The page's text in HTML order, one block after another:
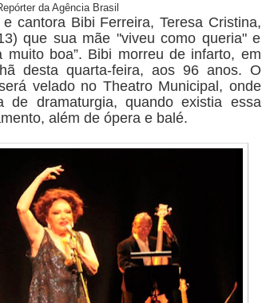
da Agência Brasil
cantora Bibi Ferreira, Teresa Cristina,
que sua mãe "viveu como queria" e
muito boa”. Bibi morreu de infarto, em
desta quarta-feira, aos 96 anos. O
velado no Theatro Municipal, onde
de dramaturgia, quando existia essa
além de ópera e balé.